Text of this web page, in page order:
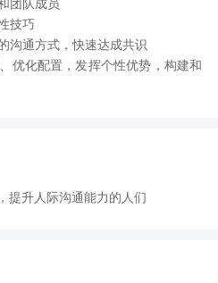
团队成员
技巧
沟通方式，快速达成共识
优化配置，发挥个性优势，构建和
提升人际沟通能力的人们